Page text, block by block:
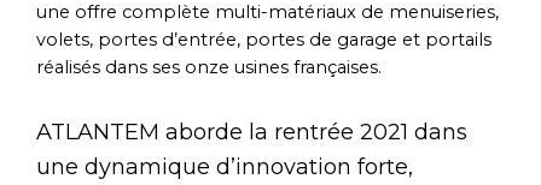
une offre complète multi-matériaux de menuiseries,
volets, portes d’entrée, portes de garage et portails
réalisés dans ses onze usines françaises.
ATLANTEM aborde la rentrée 2021 dans
une dynamique d’innovation forte,